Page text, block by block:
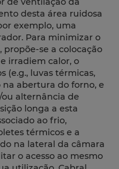
desta área ruidosa
exemplo, uma
Para minimizar o
propõe-se a colocação
irradiem calor, o
(e.g., luvas térmicas,
abertura do forno, e
alternância de
longa a esta
ao frio,
térmicos e a
na lateral da câmara
o acesso ao mesmo